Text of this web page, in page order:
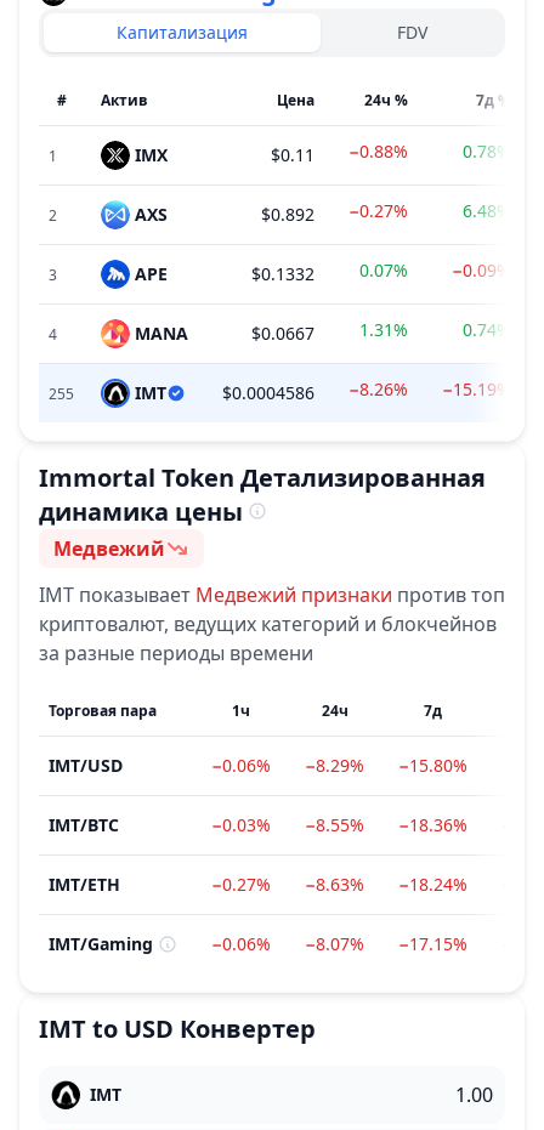
Капитализация FDV
# Актив Цена 24ч % 7д %
1 IMX $0.11 −0.88% 0.78%
2 AXS $0.892 −0.27% 6.48%
3 APE $0.1332 0.07% −0.09%
4 MANA $0.0667 1.31% 0.74%
255 IMT $0.0004586 −8.26% −15.19%
Immortal Token Детализированная
динамика цены
Настроение
Медвежий
IMT показывает Медвежий признаки против топ
криптовалют, ведущих категорий и блокчейнов
за разные периоды времени
Торговая пара 1ч 24ч 7д
IMT/USD −0.06% −8.29% −15.80%
IMT/BTC −0.03% −8.55% −18.36%
IMT/ETH −0.27% −8.63% −18.24%
IMT/Gaming −0.06% −8.07% −17.15%
IMTto USD Конвертер
IMT